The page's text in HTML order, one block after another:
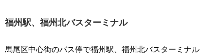
福州駅、福州北バスターミナル
馬尾区中心街のバス停で福州駅、福州北バスターミナル